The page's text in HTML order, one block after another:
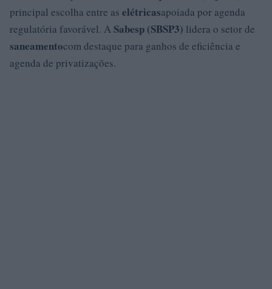
principal escolha entre as elétricasapoiada por agenda
regulatória favorável. ASabesp (SBSP3) lidera o setor de
saneamentocom destaque para ganhos de eficiência e
agenda de privatizações.